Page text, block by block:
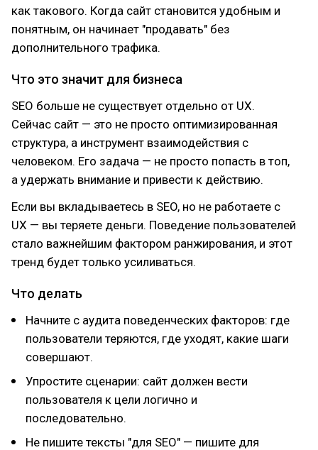
как такового. Когда сайт становится удобным и
понятным, он начинает "продавать" без
дополнительного трафика.
Что это значит для бизнеса
SEO больше не существует отдельно от UX.
Сейчас сайт — это не просто оптимизированная
структура, а инструмент взаимодействия с
человеком. Его задача — не просто попасть в топ,
а удержать внимание и привести к действию.
Если вы вкладываетесь в SEO, но не работаете с
UX — вы теряете деньги. Поведение пользователей
стало важнейшим фактором ранжирования, и этот
тренд будет только усиливаться.
Что делать
Начните с аудита поведенческих факторов: где
пользователи теряются, где уходят, какие шаги
совершают.
Упростите сценарии: сайт должен вести
пользователя к цели логично и
последовательно.
Не пишите тексты "для SEO" — пишите для